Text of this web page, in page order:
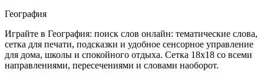
География
Играйте в География: поиск слов онлайн: тематические слова,
сетка для печати, подсказки и удобное сенсорное управление
для дома, школы и спокойного отдыха. Сетка 18x18 со всеми
направлениями, пересечениями и словами наоборот.